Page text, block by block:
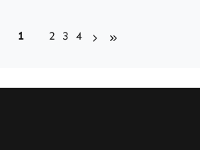
Seite
1 Seite
2 Seite
3 Seite
4